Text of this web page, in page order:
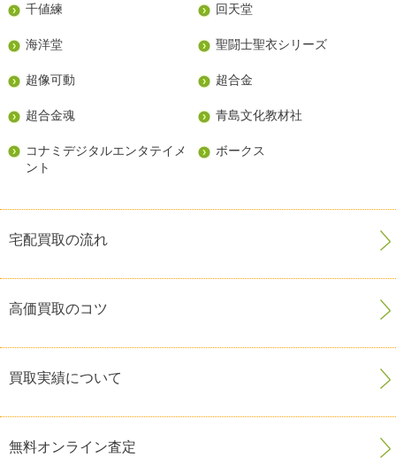
千値練 回天堂
海洋堂 聖闘士聖衣シリーズ
超像可動 超合金
超合金魂 青島文化教材社
コナミデジタルエンタテイメ
ント
ボークス
宅配買取の流れ
高価買取のコツ
買取実績について
無料オンライン査定